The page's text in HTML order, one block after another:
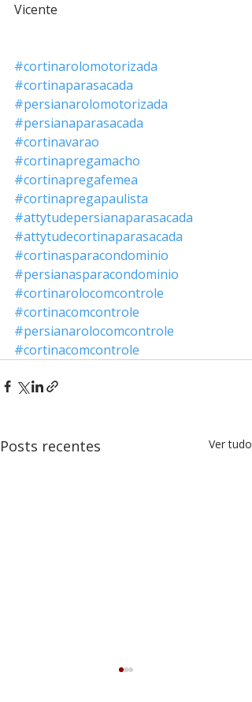
Vicente
#cortinarolomotorizada
#cortinaparasacada
#persianarolomotorizada
#persianaparasacada
#cortinavarao
#cortinapregamacho
#cortinapregafemea
#cortinapregapaulista
#attytudepersianaparasacada
#attytudecortinaparasacada
#cortinasparacondominio
#persianasparacondominio
#cortinarolocomcontrole
#cortinacomcontrole
#persianarolocomcontrole
#cortinacomcontrole
Posts recentes Ver tudo